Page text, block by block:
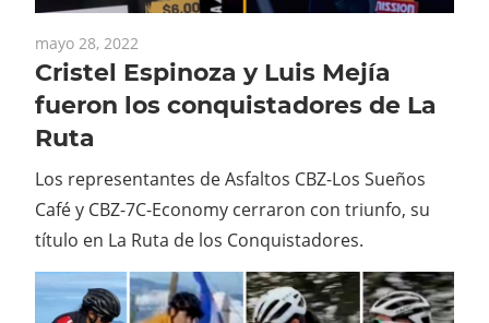
mayo 28, 2022
Cristel Espinoza y Luis Mejía
fueron los conquistadores de La
Ruta
Los representantes de Asfaltos CBZ-Los Sueños
Café y CBZ-7C-Economy cerraron con triunfo, su
título en La Ruta de los Conquistadores.